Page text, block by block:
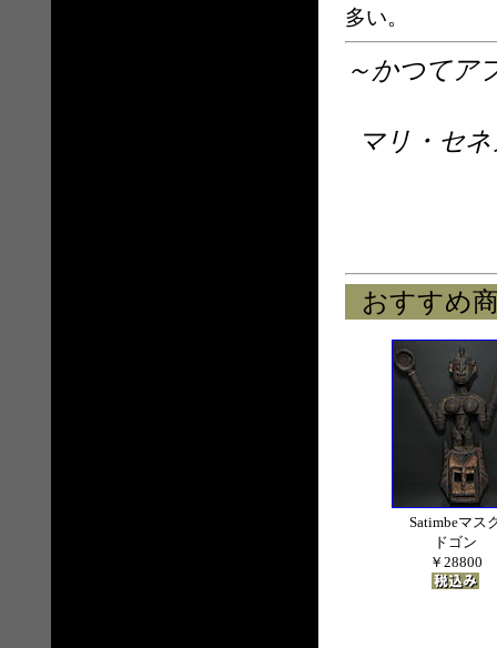
多い。
～かつてア
マリ・セ
おすすめ
Satimbeマス
ドゴン
￥28800